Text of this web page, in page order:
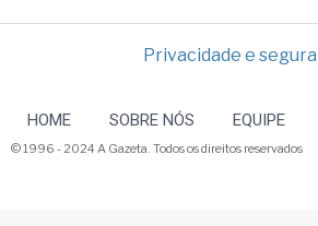
Privacidade e
HOME SOBRE NÓS EQUIPE
© 1996 - 2024 A Gazeta. Todos os direitos reservados